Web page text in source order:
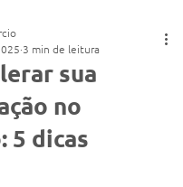
sua
no
5 dicas
3 min de leitura